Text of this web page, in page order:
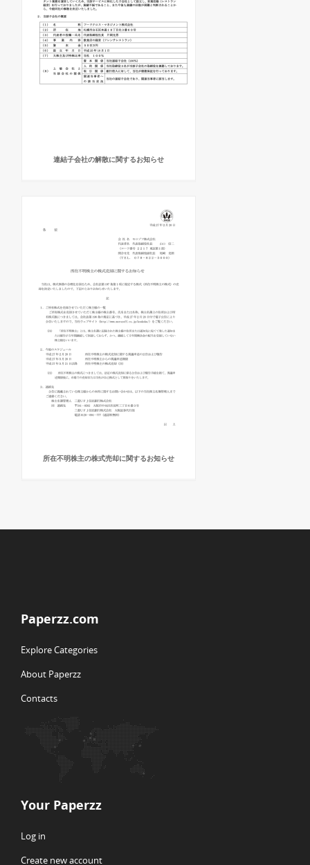
連結子会社の解散に関するお知らせ
所在不明株主の株式売却に関するお知らせ
Paperzz.com
Explore Categories
About Paperzz
Contacts
Your Paperzz
Log in
Create new account